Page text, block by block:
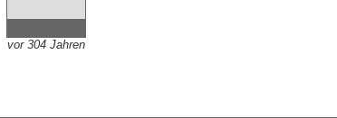
vor 304 Jahren